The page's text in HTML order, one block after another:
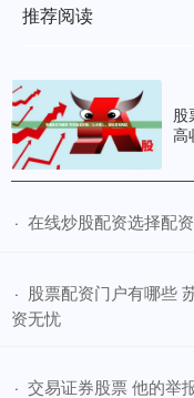
推荐阅读
股
高
· 在线炒股配资选择配
· 股票配资门户有哪些
资无忧
· 交易证券股票 他的举